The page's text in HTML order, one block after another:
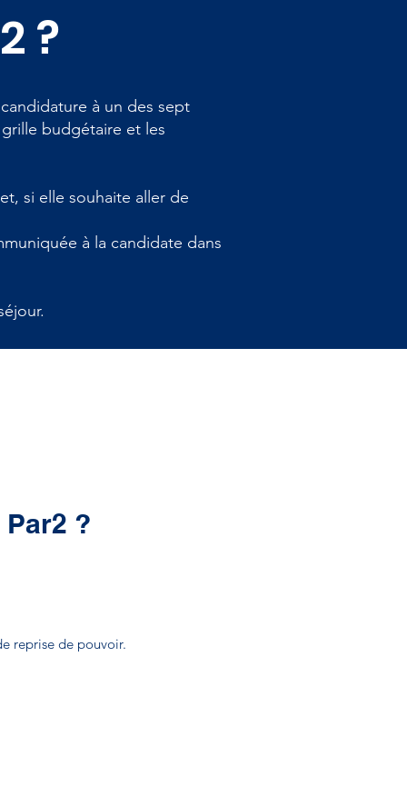
?
à un des sept
budgétaire et les
si elle souhaite aller de
à la candidate dans
?
reprise de pouvoir.